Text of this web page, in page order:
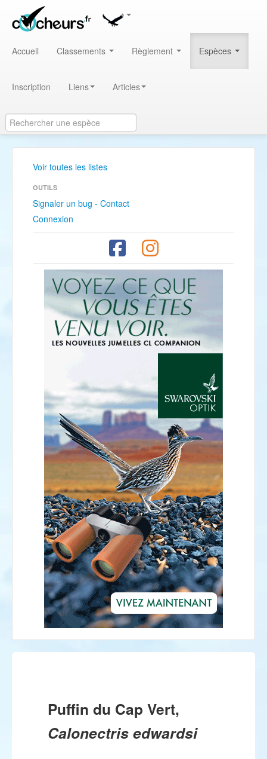
Accueil Classements Règlement Espèces
Inscription Liens Articles
Voir toutes les listes
OUTILS
Signaler un bug - Contact
Connexion
Puffin du Cap Vert,
Calonectris edwardsi